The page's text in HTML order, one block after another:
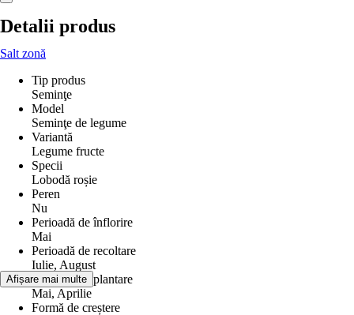
Detalii produs
Salt zonă
Tip produs
Seminţe
Model
Seminţe de legume
Variantă
Legume fructe
Specii
Lobodă roșie
Peren
Nu
Perioadă de înflorire
Mai
Perioadă de recoltare
Iulie, August
Perioada de plantare
Mai, Aprilie
Formă de creștere
Afișare mai multe